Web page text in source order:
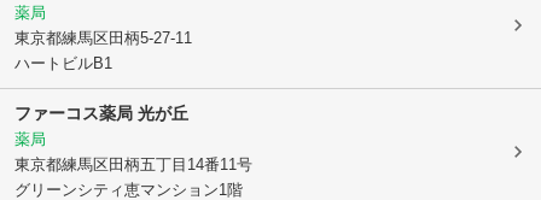
薬局
東京都練馬区田柄5-27-11
ハートビルB1
ファーコス薬局 光が丘
薬局
東京都練馬区田柄五丁目14番11号
グリーンシティ恵マンション1階